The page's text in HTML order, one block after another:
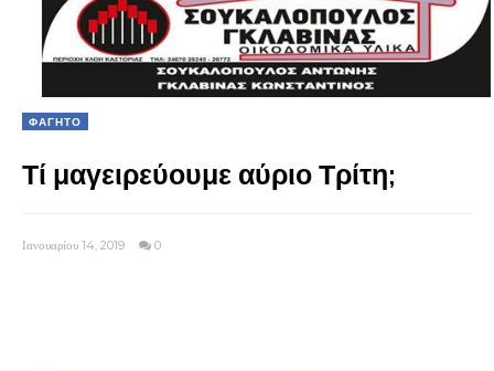
ΦΑΓΗΤΟ
Τί μαγειρεύουμε αύριο Τρίτη;
Ιανουαρίου 14, 2019 0